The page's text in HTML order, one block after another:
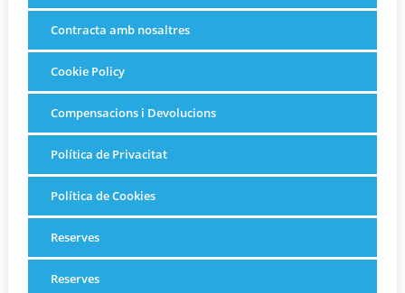
Contracta amb nosaltres
Cookie Policy
Compensacions i Devolucions
Política de Privacitat
Política de Cookies
Reserves
Reserves